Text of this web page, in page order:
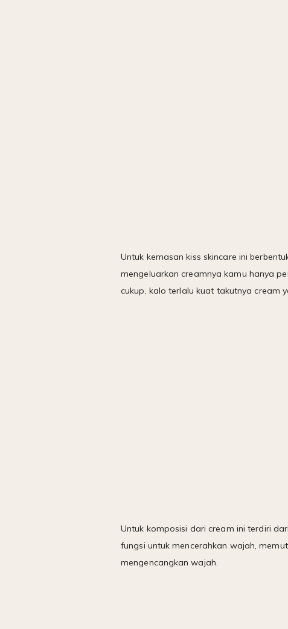
Untuk kemasan kiss skincare ini
mengeluarkan creamnya kamu hanya
cukup, kalo terlalu kuat takutnya cream
Untuk komposisi dari cream ini terdiri
fungsi untuk mencerahkan wajah,
mengencangkan wajah.